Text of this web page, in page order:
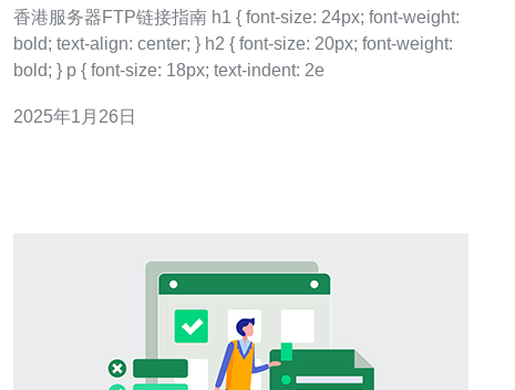
香港服务器FTP链接指南 h1 { font-size: 24px; font-weight:
bold; text-align: center; } h2 { font-size: 20px; font-weight:
bold; } p { font-size: 18px; text-indent: 2e
2025年1月26日